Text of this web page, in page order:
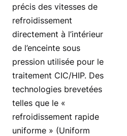
précis des vitesses de
refroidissement
directement à l’intérieur
de l’enceinte sous
pression utilisée pour le
traitement CIC/HIP. Des
technologies brevetées
telles que le «
refroidissement rapide
uniforme » (Uniform